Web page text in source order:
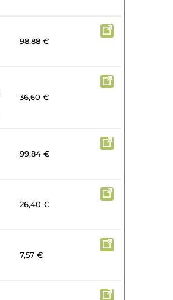
98,88 €
36,60 €
99,84 €
26,40 €
7,57 €